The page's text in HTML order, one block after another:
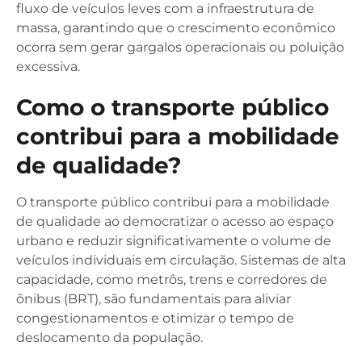
fluxo de veículos leves com a infraestrutura de
massa, garantindo que o crescimento econômico
ocorra sem gerar gargalos operacionais ou poluição
excessiva.
Como o transporte público
contribui para a mobilidade
de qualidade?
O transporte público contribui para a mobilidade
de qualidade ao democratizar o acesso ao espaço
urbano e reduzir significativamente o volume de
veículos individuais em circulação. Sistemas de alta
capacidade, como metrôs, trens e corredores de
ônibus (BRT), são fundamentais para aliviar
congestionamentos e otimizar o tempo de
deslocamento da população.